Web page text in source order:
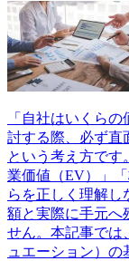
「自社はいくら
討する際、必ず直
という考え方です
業価値（EV）」
らを正しく理解し
額と実際に手元へ
せん。本記事では
ュエーション）の